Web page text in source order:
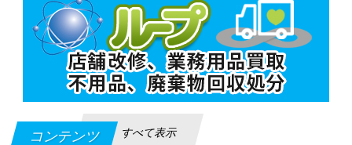
コンテンツ すべて表示